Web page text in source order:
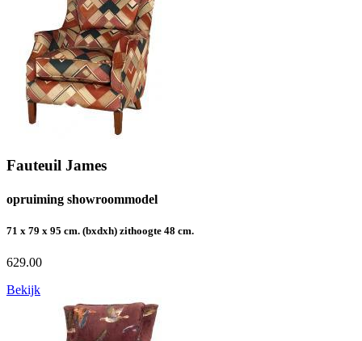
Fauteuil James
opruiming showroommodel
71 x 79 x 95 cm. (bxdxh) zithoogte 48 cm.
629.00
Bekijk